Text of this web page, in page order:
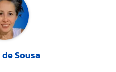
de Sousa